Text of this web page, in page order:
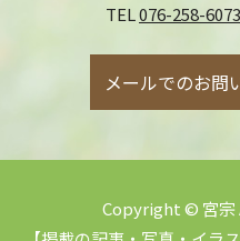
TEL076-258-6073
メールでのお問
Copyright © 宮宗